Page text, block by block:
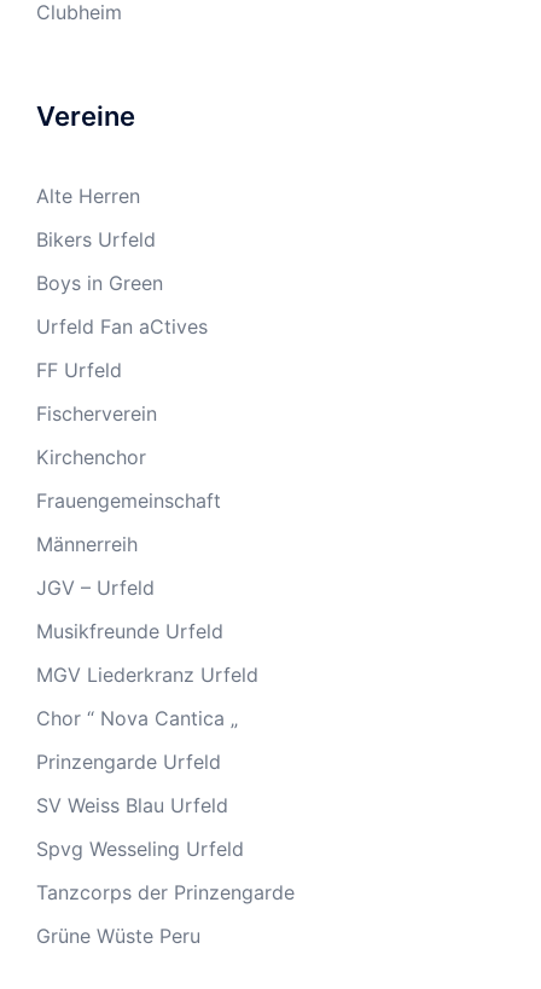
Clubheim
Vereine
Alte Herren
Bikers Urfeld
Boys in Green
Urfeld Fan aCtives
FF Urfeld
Fischerverein
Kirchenchor
Frauengemeinschaft
Männerreih
JGV – Urfeld
Musikfreunde Urfeld
MGV Liederkranz Urfeld
Chor “ Nova Cantica „
Prinzengarde Urfeld
SV Weiss Blau Urfeld
Spvg Wesseling Urfeld
Tanzcorps der Prinzengarde
Grüne Wüste Peru